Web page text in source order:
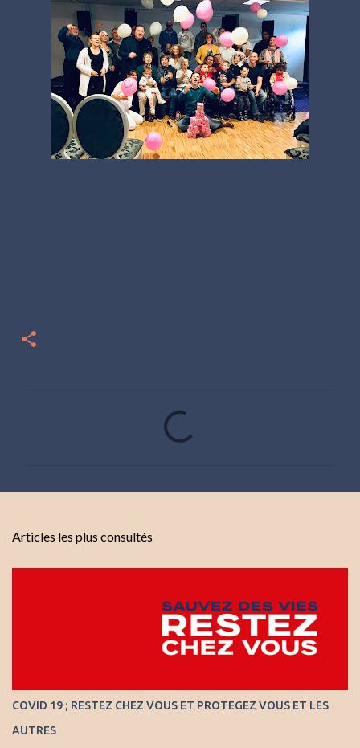
a
Articles les plus consultés
COVID 19 ; RESTEZ CHEZ VOUS ET PROTEGEZ VOUS ET LES
AUTRES